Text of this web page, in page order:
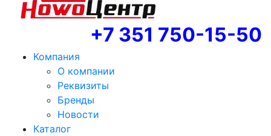
+7 351 750-15-50
Компания
О компании
Реквизиты
Бренды
Новости
Каталог